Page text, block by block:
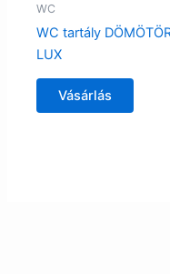
WC
WC tartály
LUX
Vásárlás